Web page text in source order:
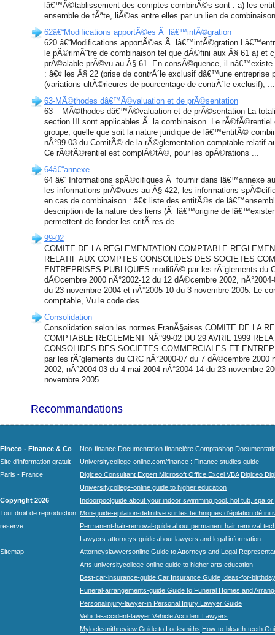
lâ€™Ã©tablissement des comptes combinÃ©s sont : a) les
ensemble de tÃªte, liÃ©es entre elles par un lien de
62â€“Modifications apportÃ©es Ã lâ€™intÃ©gration
620 â€“Modifications apportÃ©es Ã lâ€™intÃ©gration
le pÃ©rimÃ¨tre de combinaison tel que dÃ©fini aux Â§ 61 a)
prÃ©alable prÃ©vu au Â§ 61. En consÃ©quence, il
: â€¢ les Â§ 22 (prise de contrÃ´le exclusif dâ€™une entreprise
(variations ultÃ©rieures de pourcentage de contrÃ´le exclusif), ...
63-MÃ©thodes dâ€™Ã©valuation et de prÃ©sentation
63 – MÃ©thodes dâ€™Ã©valuation et de prÃ©sentation La
section III sont applicables Ã la combinaison. Le rÃ©fÃ©rentiel
groupe, quelle que soit la nature juridique de lâ€™entitÃ©
nÂ°99-03 du ComitÃ© de la rÃ©glementation comptable relatif
Ce rÃ©fÃ©rentiel est complÃ©tÃ©, pour les opÃ©rations ...
64â€“annexe
64 â€“ Informations spÃ©cifiques Ã fournir dans lâ€™annexe
les informations prÃ©vues au Â§ 422, les informations
en cas de combinaison : â€¢ liste des entitÃ©s de
description de la nature des liens (Ã lâ€™origine de
permettent de fonder les critÃ¨res de ...
99-02
COMITE DE LA REGLEMENTATION COMPTABLE
RELATIF AUX COMPTES CONSOLIDES DES SOCIETES
ENTREPRISES PUBLIQUES modifiÃ© par les rÃ¨glements du
dÃ©cembre 2000 nÂ°2002-12 du 12 dÃ©cembre 2002,
du 23 novembre 2004 et nÂ°2005-10 du 3 novembre 2005. Le
comptable, Vu le code des ...
Consolidation
Consolidation selon les normes FranÃ§aises COMITE DE LA
COMPTABLE REGLEMENT NÂ°99-02 DU 29 AVRIL 1999
CONSOLIDES DES SOCIETES COMMERCIALES ET
par les rÃ¨glements du CRC nÂ°2000-07 du 7 dÃ©cembre 2000
2002, nÂ°2004-03 du 4 mai 2004 nÂ°2004-14 du 23 novembre
novembre 2005.
Recommandations
Finceo - Finance & Co
Site d'information gratuit
Paris - France
Copyright 2026
Tout droit de reproduction
reserve.
Sitemap
Neo-finance Documentation financière Comptashop
Universitycollege-online.com/finance : Finance studies guide
Digiceo Consultant Expert Microsoft Office Excel VBA Digiceo
Universitycollege-online guide to higher education
Indoorpoolguide about your indoor swimming pool, hot tub, spa
Mon-guide-epilation-definitive sur les techniques d'épilation
Permanent-hair-removal-guide about permanent hair removal
Lawyers-attorneys-guide about lawyers and legal information
Attorneyslawyersonline Guide to Attorneys and Legal
Arts.universitycollege-online guide to higher arts education
Best-car-insurance-guide Car Insurance Guide Ideas-for-
Funeral-arrangements-guide Guide to Funeral Homes and
Personalinjury-lawyer-in Personal Injury Lawyer Guide
Vehicle-accident-lawyer Vehicle Accident Lawyers
Mylocksmithreview Guide to Locksmiths How-to-bleach-teeth